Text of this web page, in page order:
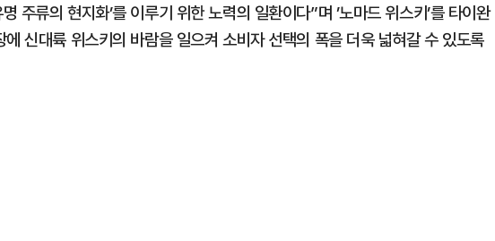
주류의 현지화’를 이루기 위한 노력의 일환이다”며 ’노마드 위스키’를 타이완
에 신대륙 위스키의 바람을 일으켜 소비자 선택의 폭을 더욱 넓혀갈 수 있도록